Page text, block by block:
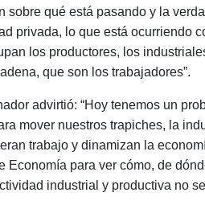
qué está pasando y la
privada, lo que está ocurriendo
los productores, los
que son los trabajadores”.
advirtió: “Hoy tenemos un
mover nuestros trapiches, la
trabajo y dinamizan la
para ver cómo, de
industrial y productiva no